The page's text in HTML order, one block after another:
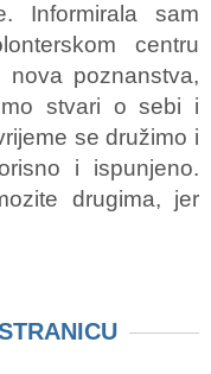
Informirala sam
centru
nova poznanstva,
stvari o sebi i
se družimo i
i ispunjeno.
drugima, jer